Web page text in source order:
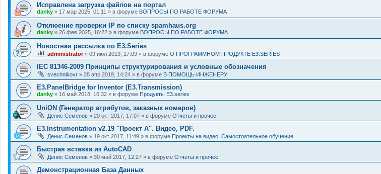
Исправлена загрузка файлов на портал
danky » 17 мар 2025, 01:11 » в форуме ВОПРОСЫ ПО РАБОТЕ ФОРУМА
Отклюение проверки IP по списку spamhaus.org
danky » 26 фев 2025, 16:22 » в форуме ВОПРОСЫ ПО РАБОТЕ ФОРУМА
Новостная рассылка по E3.Series
administrator» 09 июл 2019, 17:09 » в форуме О ПРОГРАММНОМ ПРОДУКТЕ E3.SERIES
IEC 81346-2009 Принципы структурирования и условные обозначения
svechnikovr » 28 апр 2019, 14:24 » в форуме В ПОМОЩЬ ИНЖЕНЕРУ
E3.PanelBridge for Inventor (E3.Transmission)
danky » 16 май 2018, 16:32 » в форуме Продукты E3.series
UniON (Генератор атрибутов, заказных номеров)
Денис Семенов » 20 окт 2017, 17:07 » в форуме Отчеты и прочее
E3.Instrumentation v2.19 "Проект А". Видео, PDF.
Денис Семенов » 19 окт 2017, 11:49 » в форуме Проекты на видео. Самостоятельное обучение.
Быстрая вставка из AutoCAD
Денис Семенов » 30 май 2017, 12:27 » в форуме Отчеты и прочее
Демонстрационная База Данных